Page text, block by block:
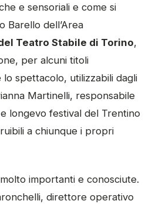
e sensoriali e come si
Barello dell’Area
Teatro Stabile di Torino,
per alcuni titoli
spettacolo, utilizzabili dagli
Martinelli, responsabile
longevo festival del Trentino
a chiunque i propri
importanti e conosciute.
direttore operativo